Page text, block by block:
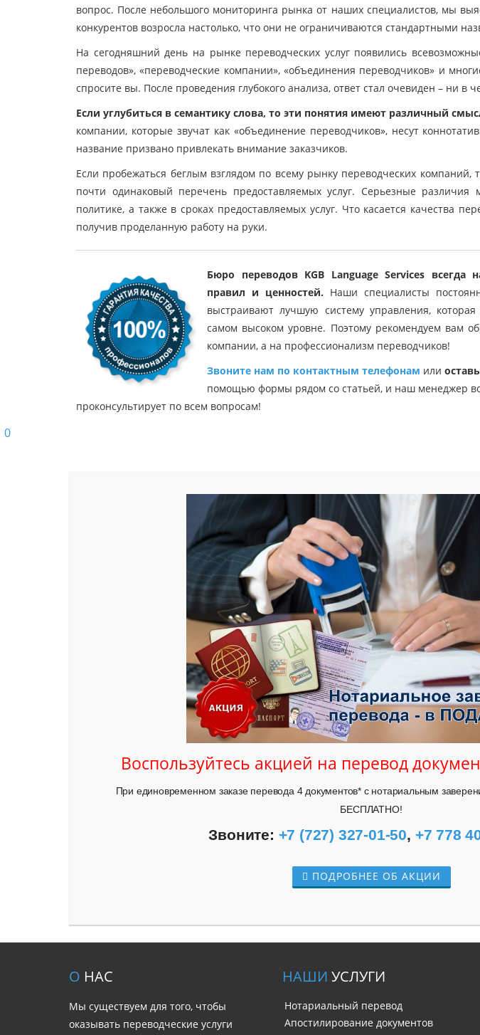
вопрос. После небольшого мониторинга рынка от наших специалистов, мы
конкурентов возросла настолько, что они не ограничиваются стандартными
На сегодняшний день на рынке переводческих услуг появились
переводов», «переводческие компании», «объединения переводчиков» и
спросите вы. После проведения глубокого анализа, ответ стал очевиден – ни в
Если углубиться в семантику слова, то эти понятия имеют различный
компании, которые звучат как «объединение переводчиков», несут
название призвано привлекать внимание заказчиков.
Если пробежаться беглым взглядом по всему рынку переводческих
почти одинаковый перечень предоставляемых услуг. Серьезные различия
политике, а также в сроках предоставляемых услуг. Что касается качества
получив проделанную работу на руки.
Бюро переводов KGB Language Services всегда
правил и ценностей. Наши специалисты
выстраивают лучшую систему управления, которая
самом высоком уровне. Поэтому рекомендуем вам
компании, а на профессионализм переводчиков!
Звоните нам по контактным телефонам или
помощью формы рядом со статьей, и наш менеджер
проконсультирует по всем вопросам!
0
Воспользуйтесь акцией на перевод
При единовременном заказе перевода 4 документов* с нотариальным
БЕСПЛАТНО!
Звоните: +7 (727) 327-01-50, +7 778
ПОДРОБНЕЕ ОБ АКЦИИ
О НАС
Мы существуем для того, чтобы
оказывать переводческие услуги
НАШИ УСЛУГИ
Нотариальный перевод
Апостилирование документов